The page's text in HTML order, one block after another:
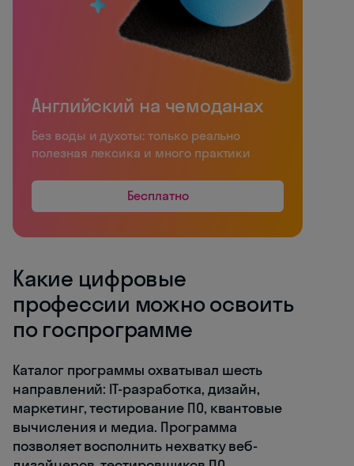
Английский на чемоданах
Без воды и духоты: только реально
полезная лексика и много практики
Бесплатно
Какие цифровые
профессии можно освоить
по госпрограмме
Каталог программы охватывал шесть
направлений: IT-разработка, дизайн,
маркетинг, тестирование ПО, квантовые
вычисления и медиа. Программа
позволяет восполнить нехватку веб-